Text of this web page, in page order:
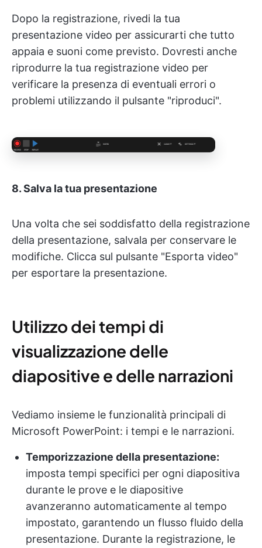
Dopo la registrazione, rivedi la tua
presentazione video per assicurarti che tutto
appaia e suoni come previsto. Dovresti anche
riprodurre la tua registrazione video per
verificare la presenza di eventuali errori o
problemi utilizzando il pulsante "riproduci".
8. Salva la tua presentazione
Una volta che sei soddisfatto della registrazione
della presentazione, salvala per conservare le
modifiche. Clicca sul pulsante "Esporta video"
per esportare la presentazione.
Utilizzo dei tempi di
visualizzazione delle
diapositive e delle narrazioni
Vediamo insieme le funzionalità principali di
Microsoft PowerPoint: i tempi e le narrazioni.
Temporizzazione della presentazione:
imposta tempi specifici per ogni diapositiva
durante le prove e le diapositive
avanzeranno automaticamente al tempo
impostato, garantendo un flusso fluido della
presentazione. Durante la registrazione, le